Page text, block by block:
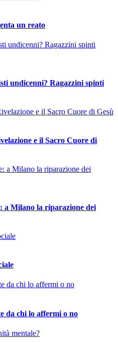
un reato
undicenni? Ragazzini spinti
e il Sacro Cuore di
a Milano la riparazione dei
da chi lo affermi o no